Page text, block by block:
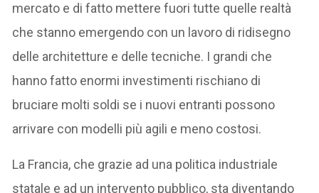
mercato e di fatto mettere fuori tutte quelle realtà
che stanno emergendo con un lavoro di ridisegno
delle architetture e delle tecniche. I grandi che
hanno fatto enormi investimenti rischiano di
bruciare molti soldi se i nuovi entranti possono
arrivare con modelli più agili e meno costosi.
La Francia, che grazie ad una politica industriale
statale e ad un intervento pubblico, sta diventando